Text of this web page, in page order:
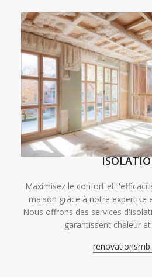
Maximisez le confort et
maison grâce à notre expertise
Nous offrons des services
garantissent chaleur